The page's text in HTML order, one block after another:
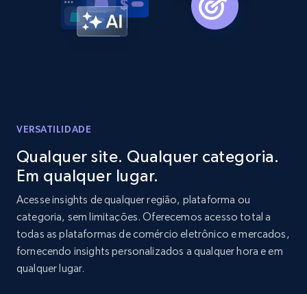
Amazon products global dataset -
Collecting products by keyword search
Amazon products global dataset - Collects
products by best sellers category URL
Title, Seller name, Brand, Description, Initial
price, Currency, Availability, Reviews count, and
more.
VERSATILIDADE
Qualquer site. Qualquer categoria.
Em qualquer lugar.
Acesse insights de qualquer região, plataforma ou
categoria, sem limitações. Oferecemos acesso total a
todas as plataformas de comércio eletrônico e mercados,
fornecendo insights personalizados a qualquer hora e em
qualquer lugar.